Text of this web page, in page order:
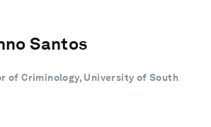
Santos
of Criminology, University of South